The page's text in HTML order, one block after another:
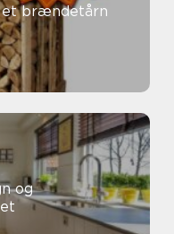
et brændetårn
og